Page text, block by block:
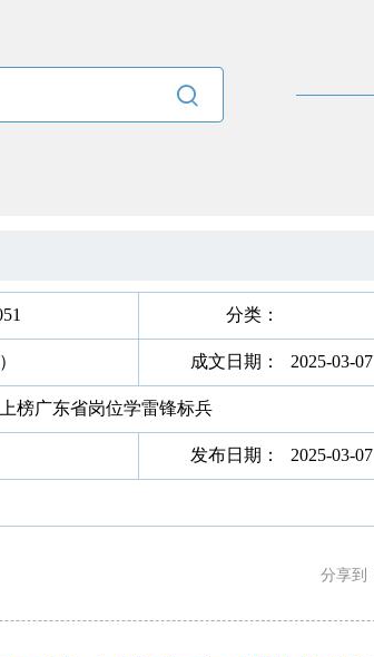

分类：
成文日期： 2025-03-07
榜广东省岗位学雷锋标兵
发布日期： 2025-03-07
分享到